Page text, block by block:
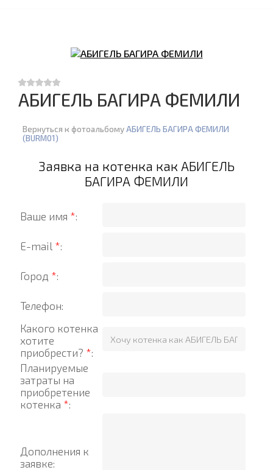
АБИГЕЛЬ БАГИРА ФЕМИЛИ
Вернуться к фотоальбомуАБИГЕЛЬ БАГИРА ФЕМИЛИ
(BURM01)
Заявка на котенка как АБИГЕЛЬ
БАГИРА ФЕМИЛИ
Ваше имя *:
E-mail *:
Город *:
Телефон:
Какого котенка
хотите
приобрести? *:
Планируемые
затраты на
приобретение
котенка *:
Дополнения к
заявке: